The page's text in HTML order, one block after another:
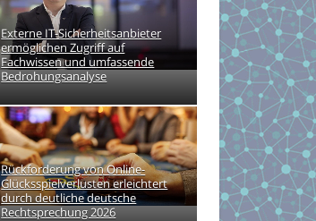
Externe IT-Sicherheitsanbieter
ermöglichen Zugriff auf
Fachwissen und umfassende
Bedrohungsanalyse
Rückforderung von Online-
Glücksspielverlusten erleichtert
durch deutliche deutsche
Rechtsprechung 2026